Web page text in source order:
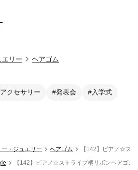
エリー
ヘアゴム
クセサリー #発表会 #入学式
・ジュエリー ヘアゴム
【142】ピアノ☆ス
【142】ピアノ☆ストライプ柄リボンヘアゴム